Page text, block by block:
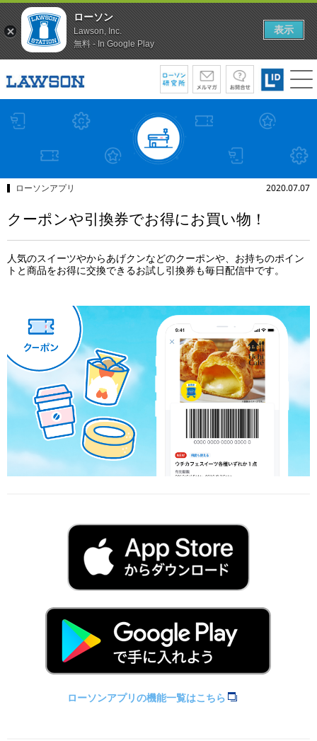
ローソンアプリ 2020.07.07
クーポンや引換券でお得にお買い物！
人気のスイーツやからあげクンなどのクーポンや、お持ちのポイン
トと商品をお得に交換できるお試し引換券も毎日配信中です。
ローソンアプリの機能一覧はこちら
ローソン
Lawson, Inc.
無料 - In Google Play
表示